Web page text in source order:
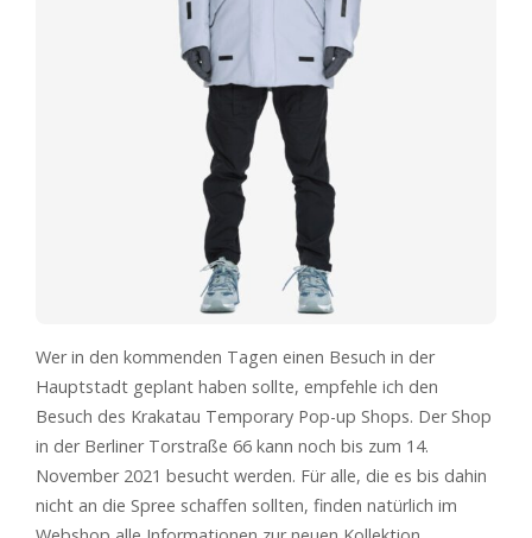
Wer in den kommenden Tagen einen Besuch in der
Hauptstadt geplant haben sollte, empfehle ich den
Besuch des Krakatau Temporary Pop-up Shops. Der Shop
in der Berliner Torstraße 66 kann noch bis zum 14.
November 2021 besucht werden. Für alle, die es bis dahin
nicht an die Spree schaffen sollten, finden natürlich im